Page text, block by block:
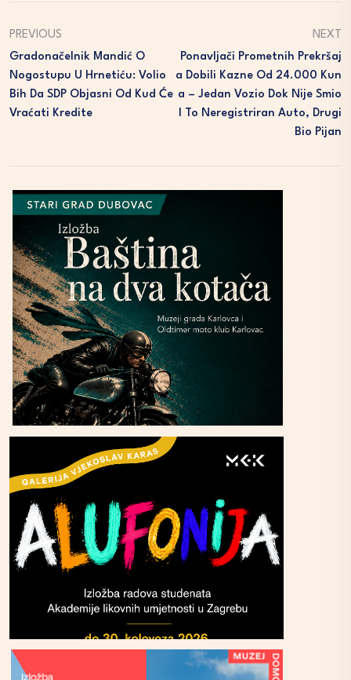
PREVIOUS
Gradonačelnik Mandić O
Nogostupu U Hrnetiću: Volio
Bih Da SDP Objasni Od Kud Će
Vraćati Kredite
NEXT
Ponavljači Prometnih Prekršaj
A Dobili Kazne Od 24.000 Kun
A – Jedan Vozio Dok Nije Smio
I To Neregistriran Auto, Drugi
Bio Pijan